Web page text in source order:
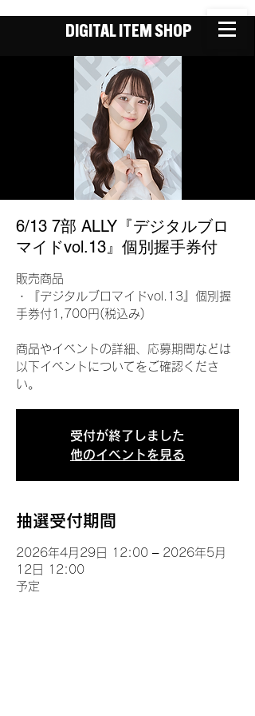
DIGITAL ITEM SHOP
6/13 7部 ALLY『デジタルブロ
マイドvol.13』個別握手券付
販売商品
・『デジタルブロマイドvol.13』個別握
手券付1,700円(税込み)
商品やイベントの詳細、応募期間などは
以下イベントについてをご確認くださ
い。
受付が終了しました
他のイベントを見る
抽選受付期間
2026年4月29日 12:00 – 2026年5月
12日 12:00
予定